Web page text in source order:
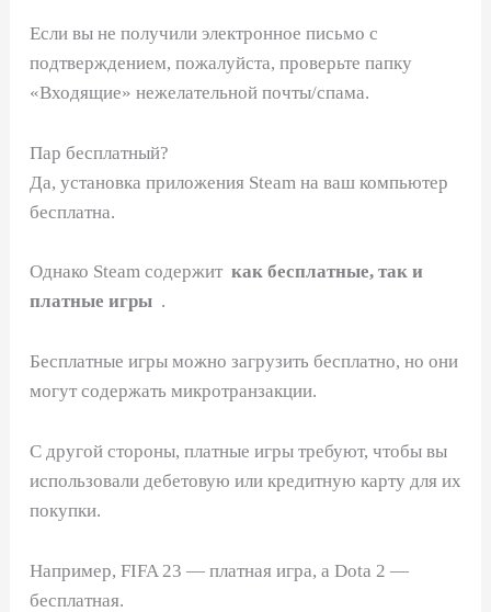
Если вы не получили электронное письмо с
подтверждением, пожалуйста, проверьте папку
«Входящие» нежелательной почты/спама.
Пар бесплатный?
Да, установка приложения Steam на ваш компьютер
бесплатна.
Однако Steam содержит как бесплатные, так и
платные игры.
Бесплатные игры можно загрузить бесплатно, но они
могут содержать микротранзакции.
С другой стороны, платные игры требуют, чтобы вы
использовали дебетовую или кредитную карту для их
покупки.
Например, FIFA 23 — платная игра, а Dota 2 —
бесплатная.